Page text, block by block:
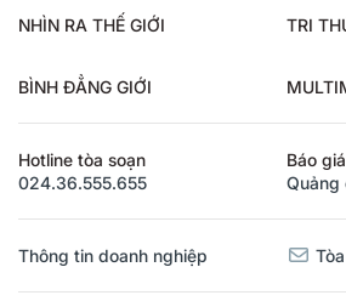
NHÌN RA THẾ GIỚI TRI
BÌNH ĐẲNG GIỚI
Hotline tòa soạn
024.36.555.655
Báo giá
Quảng
Thông tin doanh nghiệp